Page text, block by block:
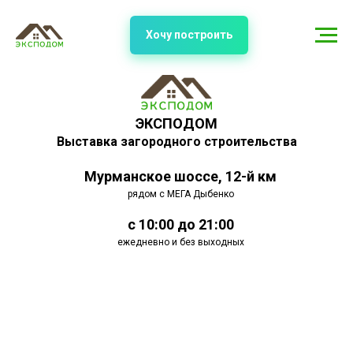
ЭКСПОДОМ
Выставка загородного строительства
Мурманское шоссе, 12-й км
рядом с МЕГА Дыбенко
с 10:00 до 21:00
ежедневно и без выходных
Хочу построить